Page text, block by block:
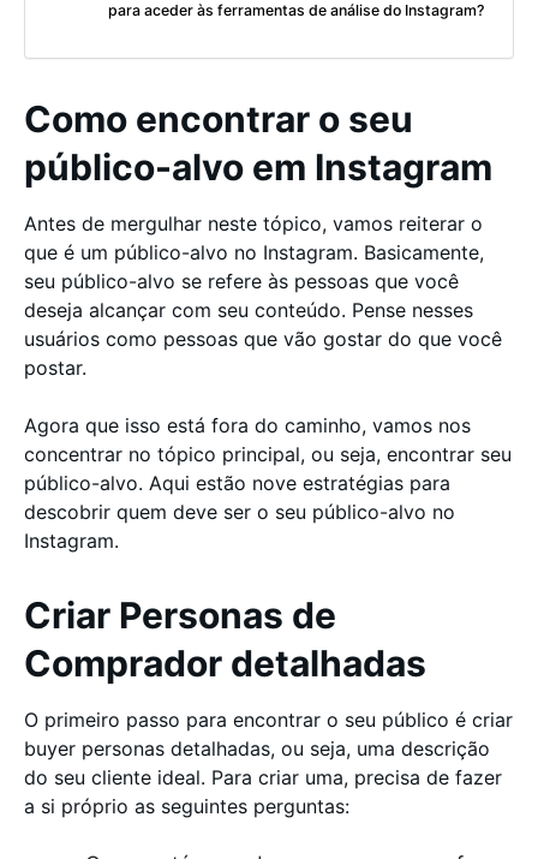
para aceder às ferramentas de análise do Instagram?
Como encontrar o seu
público-alvo em Instagram
Antes de mergulhar neste tópico, vamos reiterar o
que é um público-alvo no Instagram. Basicamente,
seu público-alvo se refere às pessoas que você
deseja alcançar com seu conteúdo. Pense nesses
usuários como pessoas que vão gostar do que você
postar.
Agora que isso está fora do caminho, vamos nos
concentrar no tópico principal, ou seja, encontrar seu
público-alvo. Aqui estão nove estratégias para
descobrir quem deve ser o seu público-alvo no
Instagram.
Criar Personas de
Comprador detalhadas
O primeiro passo para encontrar o seu público é criar
buyer personas detalhadas, ou seja, uma descrição
do seu cliente ideal. Para criar uma, precisa de fazer
a si próprio as seguintes perguntas: